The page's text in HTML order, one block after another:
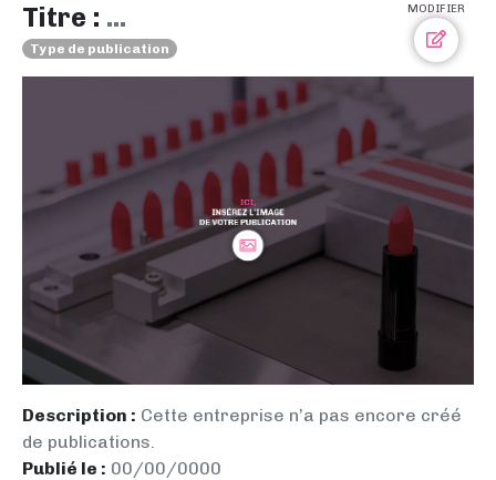
MODIFIER
Titre : ...
Type de publication
Description : Cette entreprise n’a pas encore créé
de publications.
Publié le : 00/00/0000